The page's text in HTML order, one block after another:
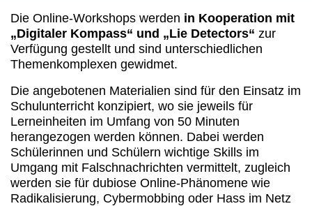
Die Online-Workshops werden in Kooperation mit
„Digitaler Kompass“ und „Lie Detectors“ zur
Verfügung gestellt und sind unterschiedlichen
Themenkomplexen gewidmet.
Die angebotenen Materialien sind für den Einsatz im
Schulunterricht konzipiert, wo sie jeweils für
Lerneinheiten im Umfang von 50 Minuten
herangezogen werden können. Dabei werden
Schülerinnen und Schülern wichtige Skills im
Umgang mit Falschnachrichten vermittelt, zugleich
werden sie für dubiose Online-Phänomene wie
Radikalisierung, Cybermobbing oder Hass im Netz